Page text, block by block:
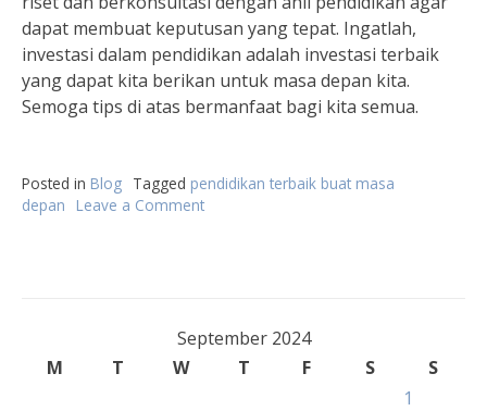
dapat membuat keputusan yang tepat. Ingatlah,
investasi dalam pendidikan adalah investasi terbaik
yang dapat kita berikan untuk masa depan kita.
Semoga tips di atas bermanfaat bagi kita semua.
Posted in Blog Tagged pendidikan terbaik buat masa
depan
Leave a Comment
Masa
Depan
September 2024
M
T W T F S
S
1